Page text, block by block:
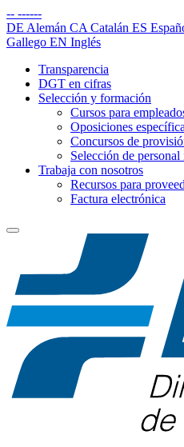
-- ------
DE Alemán CA Catalán ES
Gallego EN Inglés
Transparencia
DGT en cifras
Selección y formación
Cursos para
Oposiciones
Concursos de
Selección de
Trabaja con nosotros
Recursos para
Factura electrónica